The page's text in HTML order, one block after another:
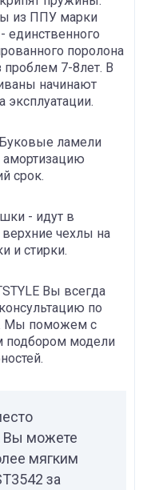
из ППУ марки
единственного
поролона
проблем 7-8лет. В
начинают
эксплуатации.
ламели
амортизацию
срок.
- идут в
чехлы на
и стирки.
Вы всегда
по
Мы поможем с
подбором модели
Вы можете
мягким
за